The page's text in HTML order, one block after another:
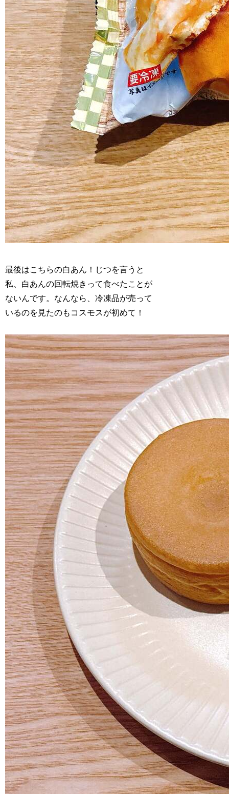
最後はこちらの白あん！じつを言うと
私、白あんの回転焼きって食べたことが
ないんです。なんなら、冷凍品が売って
いるのを見たのもコスモスが初めて！